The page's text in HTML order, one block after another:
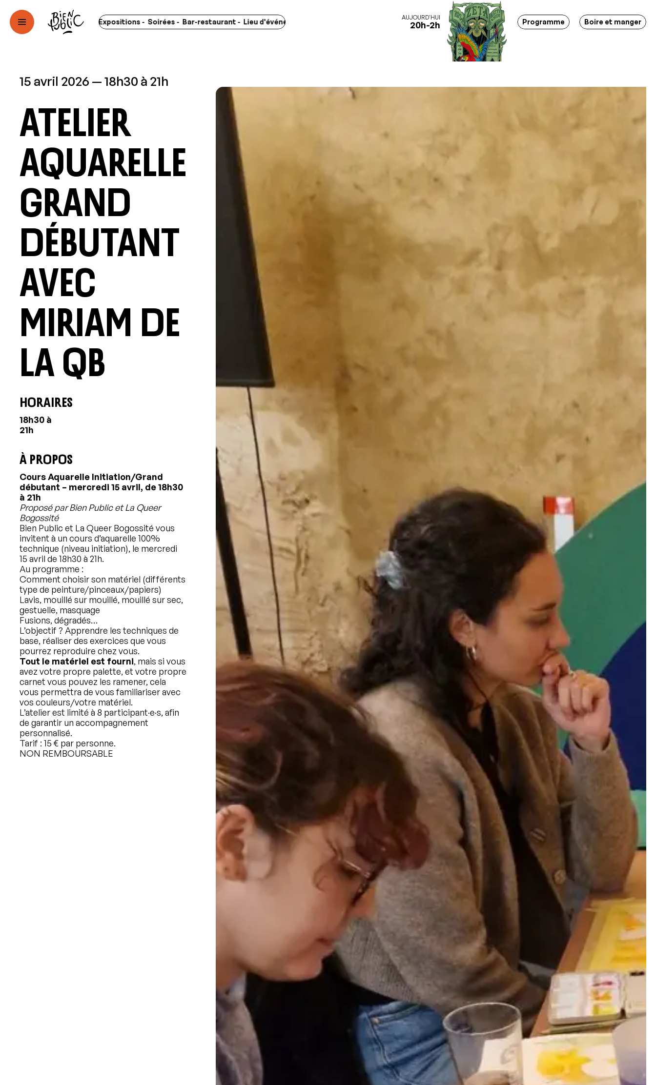
- Spectacles - Expositions - Soirées - Bar-restaurant - Lieu d'événements - Marchés - Concerts - Spectacles - Expositions - Soirées - Bar-restaurant - Lieu d'événements -
AUJOURD'HUI
20h-2h Programme Boire et manger
15 avril 2026 18h30 à 21h
Atelier
aquarelle
Grand
Débutant
avec
Miriam de
la QB
HORAIRES
18h30 à
21h
À PROPOS
Cours Aquarelle Initiation/Grand
débutant – mercredi 15 avril, de 18h30
à 21h
Proposé par Bien Public et La Queer
Bogossité
Bien Public et La Queer Bogossité vous
invitent à un cours d’aquarelle 100%
technique (niveau initiation), le mercredi
15 avril de 18h30 à 21h.
Au programme :
Comment choisir son matériel (différents
type de peinture/pinceaux/papiers)
Lavis, mouillé sur mouillé, mouillé sur sec,
gestuelle, masquage
Fusions, dégradés…
L’objectif ? Apprendre les techniques de
base, réaliser des exercices que vous
pourrez reproduire chez vous.
Tout le matériel est fourni, mais si vous
avez votre propre palette, et votre propre
carnet vous pouvez les ramener, cela
vous permettra de vous familiariser avec
vos couleurs/votre matériel.
L’atelier est limité à 8 participant·e·s, afin
de garantir un accompagnement
personnalisé.
Tarif : 15 € par personne.
NON REMBOURSABLE